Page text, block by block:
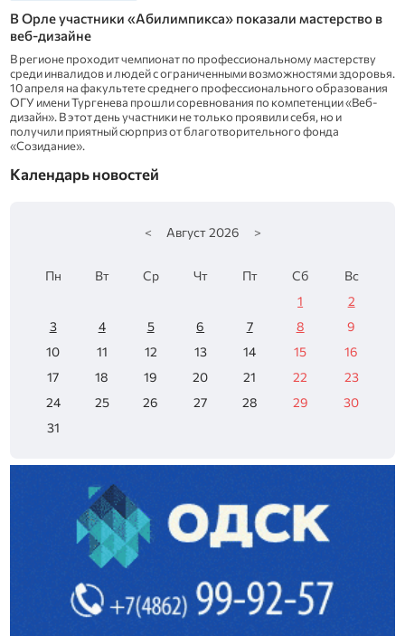
В Орле участники «Абилимпикса» показали мастерство в
веб-дизайне
В регионе проходит чемпионат по профессиональному мастерству
среди инвалидов и людей с ограниченными возможностями здоровья.
10 апреля на факультете среднего профессионального образования
ОГУ имени Тургенева прошли соревнования по компетенции «Веб-
дизайн». В этот день участники не только проявили себя, но и
получили приятный сюрприз от благотворительного фонда
«Созидание».
Календарь новостей
< Август 2026 >
Пн Вт Ср Чт Пт Сб
Вс
1
2
3
4 5 6 7 8
9
10
11 12 13 14 15
16
17
18 19 20 21 22
23
24
25 26 27 28 29
30
31